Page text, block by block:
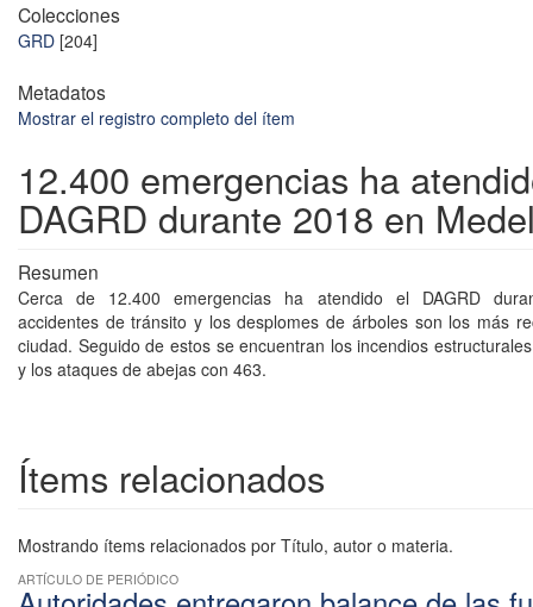
Colecciones
GRD [204]
Metadatos
Mostrar el registro completo del ítem
12.400 emergencias ha
DAGRD durante 2018 en
Resumen
Cerca de 12.400 emergencias ha atendido el DAGRD
accidentes de tránsito y los desplomes de árboles son los más
ciudad. Seguido de estos se encuentran los incendios
y los ataques de abejas con 463.
Ítems relacionados
Mostrando ítems relacionados por Título, autor o materia.
ARTÍCULO DE PERIÓDICO